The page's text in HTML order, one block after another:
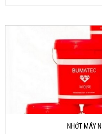
NHỚT MÁY